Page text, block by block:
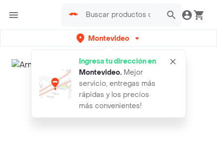
Montevideo
Ingresa tu dirección en
Montevideo. Mejor
servicio, entregas más
rápidas y los precios
más convenientes!